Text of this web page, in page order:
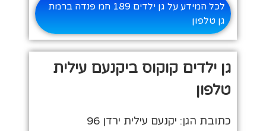
לכל המידע על גן ילדים 189 חמ פנדה ברמת
גן טלפון
גן ילדים קוקוס ביקנעם עילית
טלפון
כתובת הגן: יקנעם עילית ירדן 96